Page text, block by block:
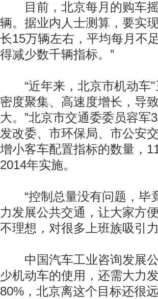
目前，北京每月的购车摇
辆。据业内人士测算，要实
长15万辆左右，平均每月不
得减少数千辆指标。”
“近年来，北京市机动车"
密度聚集、高速度增长，导
大。”北京市交通委委员容
发改委、市环保局、市公安
增小客车配置指标的数量，
2014年实施。
“控制总量没有问题，毕
力发展公共交通，让大家方
不理想，对很多上班族吸引
中国汽车工业咨询发展公
少机动车的使用，还需大力
80%，北京离这个目标还很